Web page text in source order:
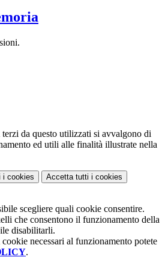
da questo utilizzati si avvalgono di
ed utili alle finalità illustrate nella
i cookies Accetta tutti i cookies
scegliere quali cookie consentire.
che consentono il funzionamento della
disabilitarli.
necessari al funzionamento potete
.